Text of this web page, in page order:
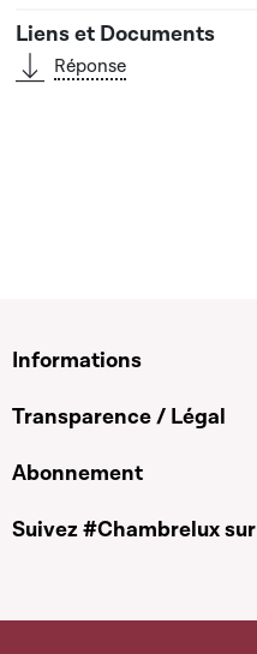
Réponse
Informations
Transparence / Légal
Abonnement
Suivez #Chambrelux sur